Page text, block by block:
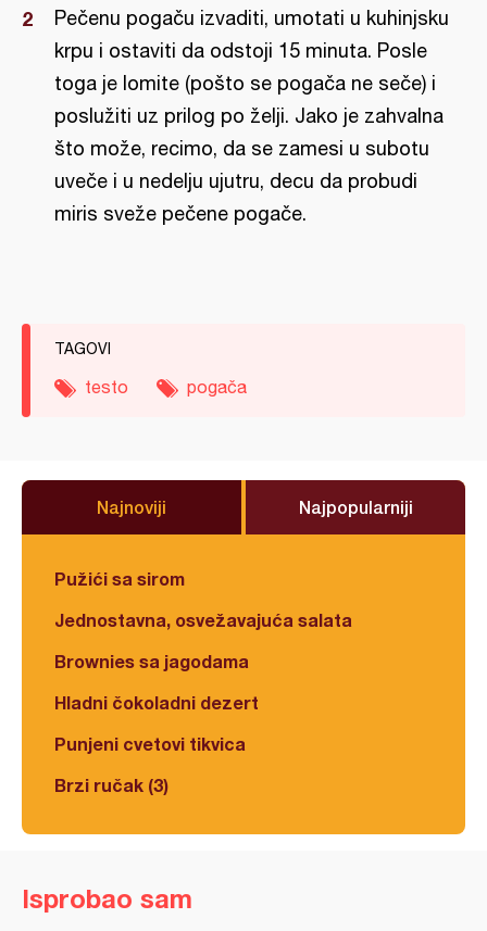
Pečenu pogaču izvaditi, umotati u kuhinjsku
krpu i ostaviti da odstoji 15 minuta. Posle
toga je lomite (pošto se pogača ne seče) i
poslužiti uz prilog po želji. Jako je zahvalna
što može, recimo, da se zamesi u subotu
uveče i u nedelju ujutru, decu da probudi
miris sveže pečene pogače.
TAGOVI
testo pogača
Najnoviji Najpopularniji
Pužići sa sirom
Jednostavna, osvežavajuća salata
Brownies sa jagodama
Hladni čokoladni dezert
Punjeni cvetovi tikvica
Brzi ručak (3)
Isprobao sam